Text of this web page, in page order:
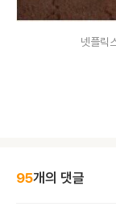
넷플릭
95개의 댓글